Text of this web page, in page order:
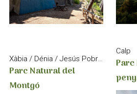
Xàbia / Dénia / Jesús Pobre / La Xara
Parc Natural del
Montgó
Calp